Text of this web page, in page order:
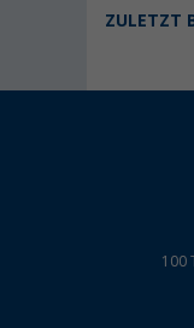
ZULETZT
100